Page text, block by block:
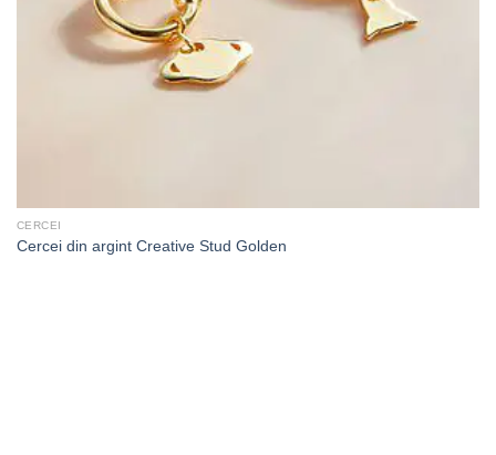
CERCEI
Cercei din argint Creative Stud Golden